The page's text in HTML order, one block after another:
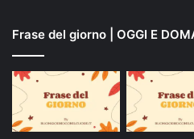
Frase del giorno | OGGI E